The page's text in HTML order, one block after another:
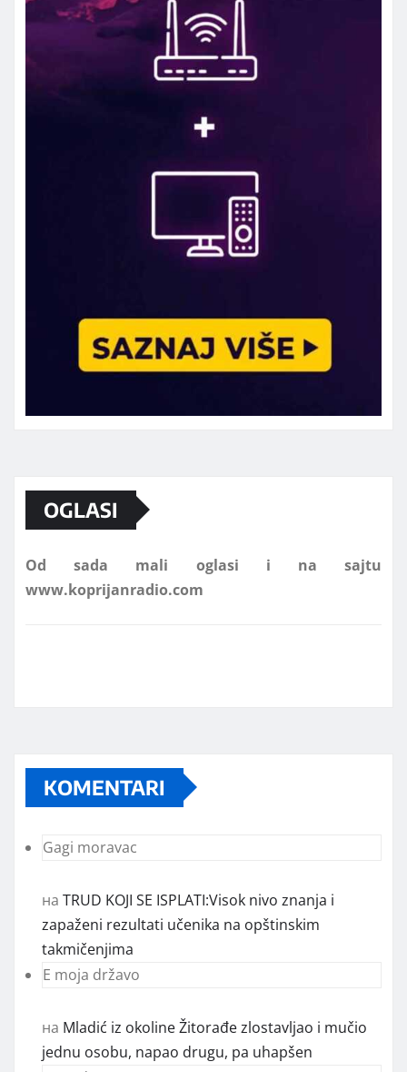
OGLASI
Od sada mali oglasi i na sajtu
KOMENTARI
Gagi moravac
на TRUD KOJI SE ISPLATI:Visok nivo znanja i
zapaženi rezultati učenika na opštinskim
takmičenjima
E moja državo
на Mladić iz okoline Žitorađe zlostavljao i mučio
jednu osobu, napao drugu, pa uhapšen